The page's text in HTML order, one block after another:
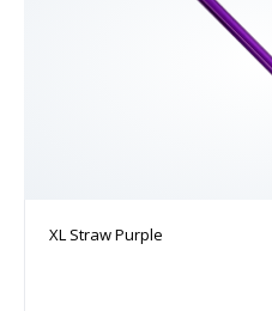
XL Straw Purple